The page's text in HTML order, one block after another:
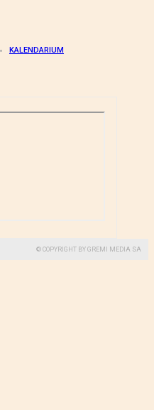
KALENDARIUM
© COPYRIGHT BY GREMI MEDIA SA